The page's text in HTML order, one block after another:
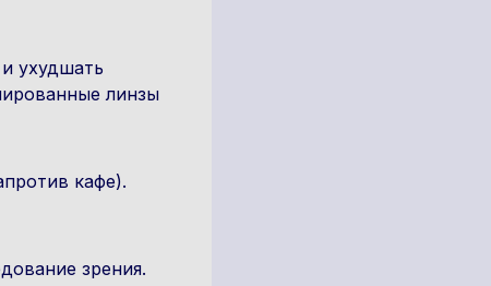
ухудшать
линзы
кафе).
зрения.